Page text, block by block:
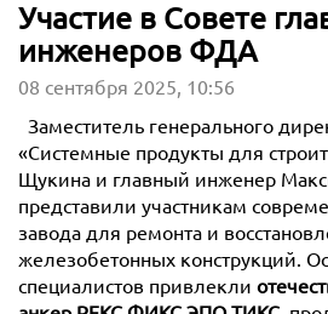
Участие в Совете
инженеров ФДА
08 сентября 2025, 10:56
Заместитель генерального
«Системные продукты для
Щукина и главный инженер
представили участникам
завода для ремонта и
железобетонных конструкций.
специалистов привлекли